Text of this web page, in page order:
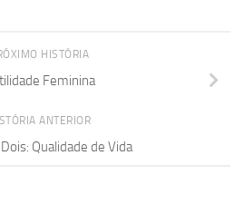
HISTÓRIA
Feminina
ANTERIOR
Qualidade de Vida